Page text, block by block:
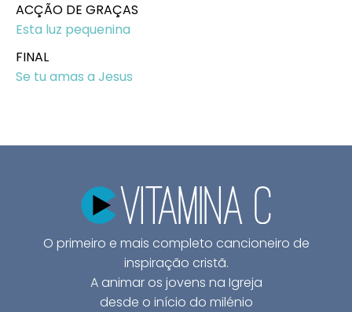
ACÇÃO DE GRAÇAS
Esta luz pequenina
FINAL
Se tu amas a Jesus
O primeiro e mais completo cancioneiro de
inspiração cristã.
A animar os jovens na Igreja
desde o início do milénio